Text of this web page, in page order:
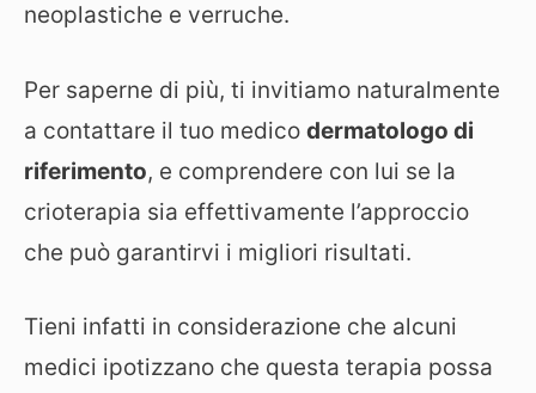
neoplastiche e verruche.
Per saperne di più, ti invitiamo naturalmente
a contattare il tuo medico dermatologo di
riferimento, e comprendere con lui se la
crioterapia sia effettivamente l’approccio
che può garantirvi i migliori risultati.
Tieni infatti in considerazione che alcuni
medici ipotizzano che questa terapia possa